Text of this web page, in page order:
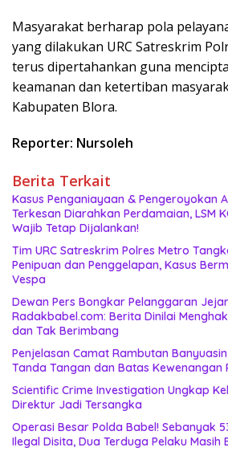
Masyarakat berharap pola
yang dilakukan URC Satreskrim
terus dipertahankan guna
keamanan dan ketertiban
Kabupaten Blora.
Reporter: Nursoleh
Berita Terkait
Kasus Penganiayaan & Pengeroyokan
Terkesan Diarahkan Perdamaian, LSM
Wajib Tetap Dijalankan!
Tim URC Satreskrim Polres Metro
Penipuan dan Penggelapan, Kasus
Vespa
Dewan Pers Bongkar Pelanggaran
Radakbabel.com: Berita Dinilai
dan Tak Berimbang
Penjelasan Camat Rambutan
Tanda Tangan dan Batas Kewenangan
Scientific Crime Investigation Ungkap
Direktur Jadi Tersangka
Operasi Besar Polda Babel! Sebanyak
Ilegal Disita, Dua Terduga Pelaku Masih